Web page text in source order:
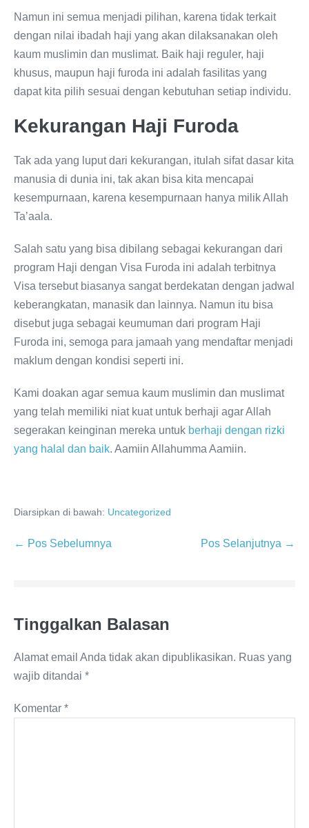
Namun ini semua menjadi pilihan, karena tidak terkait
dengan nilai ibadah haji yang akan dilaksanakan oleh
kaum muslimin dan muslimat. Baik haji reguler, haji
khusus, maupun haji furoda ini adalah fasilitas yang
dapat kita pilih sesuai dengan kebutuhan setiap individu.
Kekurangan Haji Furoda
Tak ada yang luput dari kekurangan, itulah sifat dasar kita
manusia di dunia ini, tak akan bisa kita mencapai
kesempurnaan, karena kesempurnaan hanya milik Allah
Ta’aala.
Salah satu yang bisa dibilang sebagai kekurangan dari
program Haji dengan Visa Furoda ini adalah terbitnya
Visa tersebut biasanya sangat berdekatan dengan jadwal
keberangkatan, manasik dan lainnya. Namun itu bisa
disebut juga sebagai keumuman dari program Haji
Furoda ini, semoga para jamaah yang mendaftar menjadi
maklum dengan kondisi seperti ini.
Kami doakan agar semua kaum muslimin dan muslimat
yang telah memiliki niat kuat untuk berhaji agar Allah
segerakan keinginan mereka untuk berhaji dengan rizki
yang halal dan baik. Aamiin Allahumma Aamiin.
Diarsipkan di bawah: Uncategorized
Navigasi
← Pos Sebelumnya Pos Selanjutnya →
Tinggalkan Balasan
Alamat email Anda tidak akan dipublikasikan. Ruas yang
wajib ditandai *
Komentar *